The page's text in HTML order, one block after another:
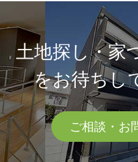
土地探し・家
をお待ちし
ご相談・お